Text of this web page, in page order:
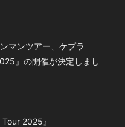
マンツアー、ケプラ
』の開催が決定しまし
2025』